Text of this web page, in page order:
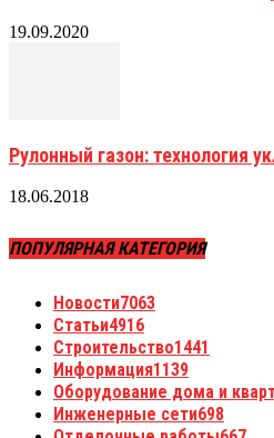
19.09.2020
Рулонный газон: технология
18.06.2018
ПОПУЛЯРНАЯ КАТЕГОРИЯ
Новости7063
Статьи4916
Строительство1441
Информация1139
Оборудование дома и
Инженерные сети698